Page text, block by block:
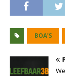
BOA'S